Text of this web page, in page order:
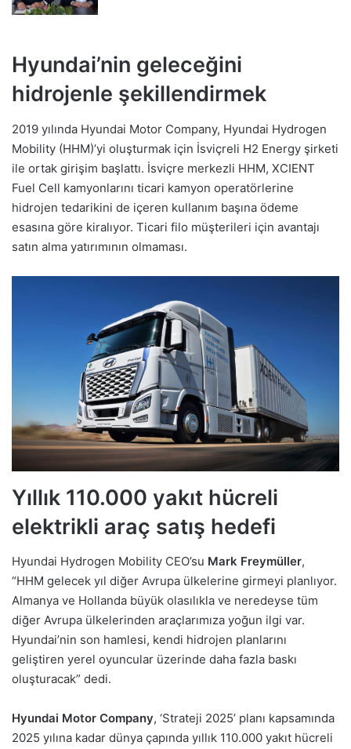
Hyundai’nin geleceğini
hidrojenle şekillendirmek
2019 yılında Hyundai Motor Company, Hyundai Hydrogen
Mobility (HHM)’yi oluşturmak için İsviçreli H2 Energy şirketi
ile ortak girişim başlattı. İsviçre merkezli HHM, XCIENT
Fuel Cell kamyonlarını ticari kamyon operatörlerine
hidrojen tedarikini de içeren kullanım başına ödeme
esasına göre kiralıyor. Ticari filo müşterileri için avantajı
satın alma yatırımının olmaması.
Yıllık 110.000 yakıt hücreli
elektrikli araç satış hedefi
Hyundai Hydrogen Mobility CEO’su Mark Freymüller,
“HHM gelecek yıl diğer Avrupa ülkelerine girmeyi planlıyor.
Almanya ve Hollanda büyük olasılıkla ve neredeyse tüm
diğer Avrupa ülkelerinden araçlarımıza yoğun ilgi var.
Hyundai’nin son hamlesi, kendi hidrojen planlarını
geliştiren yerel oyuncular üzerinde daha fazla baskı
oluşturacak” dedi.
Hyundai Motor Company, ‘Strateji 2025’ planı kapsamında
2025 yılına kadar dünya çapında yıllık 110.000 yakıt hücreli